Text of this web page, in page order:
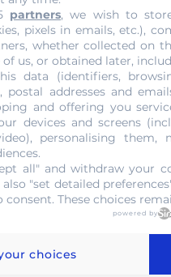
sur le cours
expertise effectuée par
le vrai du faux et
afficher une valeur
NOUS CONTACTER
à
partners, we wish to
pixels in emails, etc.),
whether collected on
of us, or obtained later,
data (identifiers,
postal addresses and
and offering you
devices and screens
personalising them,
all" and withdraw your
also "set detailed
consent. These choices
powered by
choices